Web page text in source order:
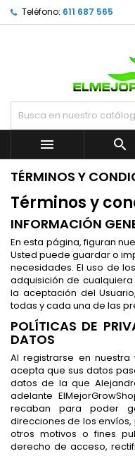
Teléfono: 611 687 565


TÉRMINOS Y
Términos y
INFORMACIÓN
En esta página, figuran
Usted puede guardar o
necesidades. El uso de
adquisición de
la aceptación del
todas y cada una de las
POLÍTICAS DE
DATOS
Al registrarse en
acepta que sus datos
datos de la que
adelante
recaban para poder
direcciones de los
otros motivos o fines
derecho de acceso,